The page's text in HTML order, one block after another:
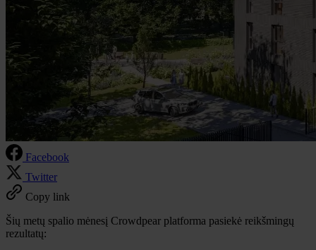
Facebook
Twitter
Copy link
Šių metų spalio mėnesį Crowdpear platforma pasiekė reikšmingų
rezultatų: